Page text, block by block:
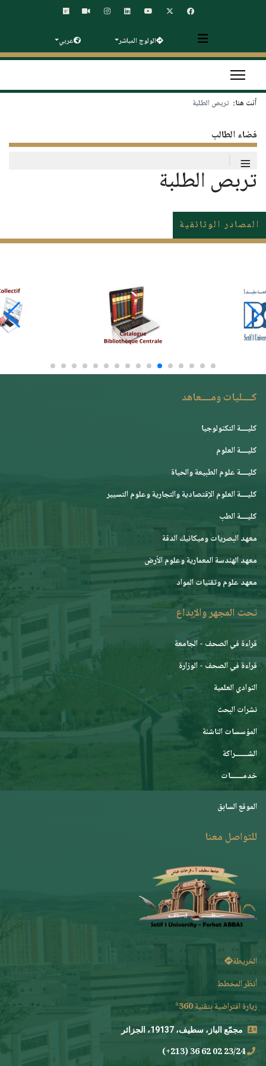
الولوج المباشر عربي
أنت هنا: تربص الطلبة
فضاء الطالب
≡
تربص الطلبة
المصادر الوثائقية
كــــليات ومــــعاهد
كليــــة التكنولوجيا
كليــــة العلوم
كليــــة علوم الطبيعة والحياة
كليــــة العلوم الإقتصادية والتجارية وعلوم التسيير
كليــــة الطب
معهد البصريات وميكانيك الدقة
معهد الهندسة المعمارية وعلوم الأرض
معهد علوم وتقنيات المواد
تحت المجهر والإبداع
قراءة في الصحف - الجامعة
قراءة في الصحف - الوزارة
النوادي العلمية
نشرات البحث
المؤسسات الناشئة
الشـــــــراكة
خدمـــــــات
الموقع السابق
للتواصل معنا
الخريطة
أنظر المخطط
زيارة افتراضية بتقنية 360°
مجمّع الباز، سطيف، 19137، الجزائر
23/24 02 62 36 (213+)